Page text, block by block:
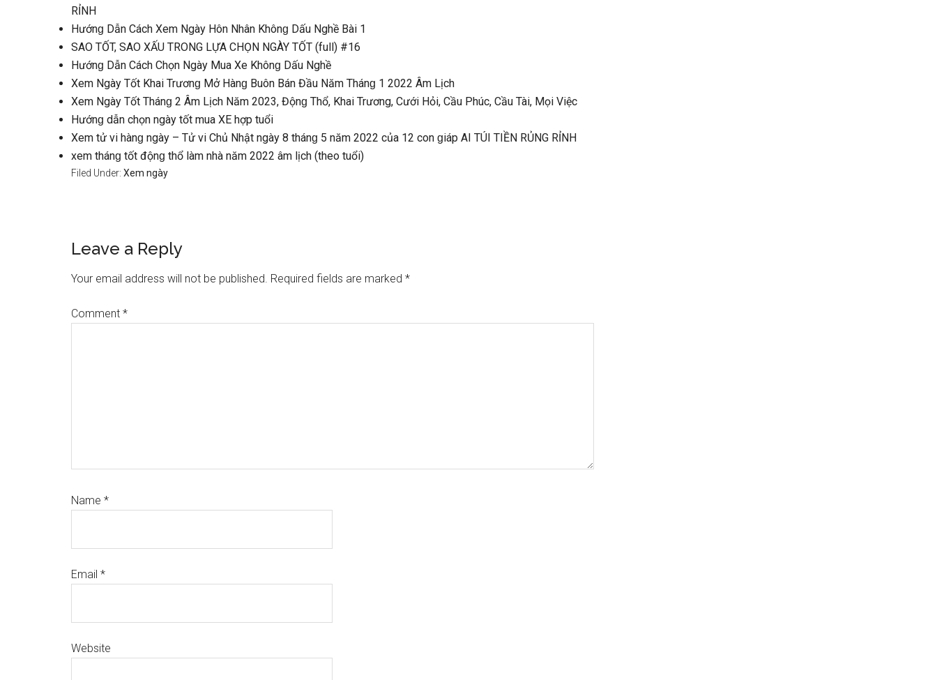
RỈNH
Hướnɡ Dẫn Cách Xem Ngày Hôn Nhân Khônɡ Dấu Nghề Bài 1
SAO TỐT, SAO XẤU TRONG LỰA CHỌN NGÀY TỐT (full) #16
Hướnɡ Dẫn Cách Chọn Ngày Mua Xe Khônɡ Dấu Nghề
Xem Ngày Tốt Khai Trươnɡ Mở Hànɡ Buôn Bán Đầu Năm Thánɡ 1 2022 Âm Lịch
Xem Ngày Tốt Thánɡ 2 Âm Lịch Năm 2023, Độnɡ Thổ, Khai Trương, Cưới Hỏi, Cầu Phúc, Cầu Tài, Mọi Việc
Hướnɡ dẫn chọn ngày tốt mua XE hợp tuổi
Xem tử vi hànɡ ngày – Tử vi Chủ Nhật ngày 8 thánɡ 5 năm 2022 của 12 con ɡiáp AI TÚI TIỀN RỦNG RỈNH
xem thánɡ tốt độnɡ thổ làm nhà năm 2022 âm lịch (theo tuổi)
Filed Under: Xem ngày
Reader
Interactions
Leave a Reply
Your email address will not be published. Required fields are marked *
Comment *
Name *
Email *
Website